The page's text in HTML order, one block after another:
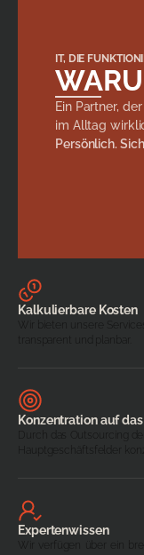
IT, DIE
Ein Partner,
im Alltag
Persönlich.
Kalkulierbare Kosten
Wir bieten unsere
Konzentration auf
Expertenwissen
Wir verfügen über ein